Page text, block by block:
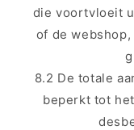
die voortvloeit
of de
8.2 De totale
beperkt tot